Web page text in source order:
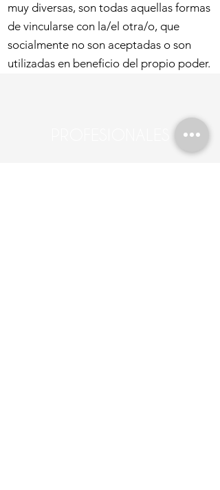
muy diversas, son todas aquellas formas
de vincularse con la/el otra/o, que
socialmente no son aceptadas o son
utilizadas en beneficio del propio poder.